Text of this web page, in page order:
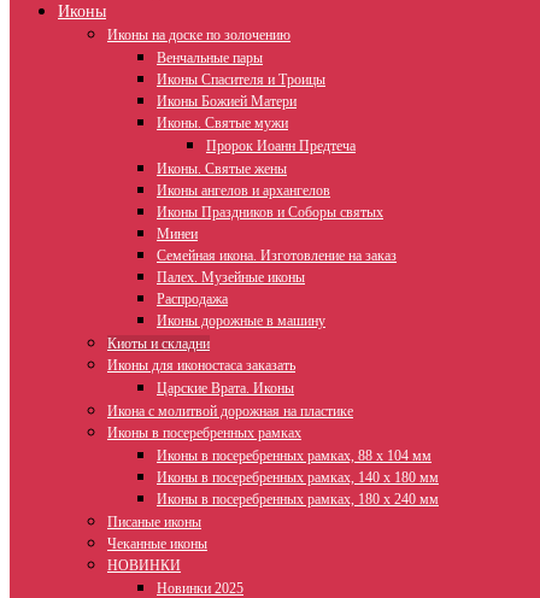
Иконы
Иконы на доске по золочению
Венчальные пары
Иконы Спасителя и Троицы
Иконы Божией Матери
Иконы. Святые мужи
Пророк Иоанн Предтеча
Иконы. Святые жены
Иконы ангелов и архангелов
Иконы Праздников и Соборы святых
Минеи
Семейная икона. Изготовление на заказ
Палех. Музейные иконы
Распродажа
Иконы дорожные в машину
Киоты и складни
Иконы для иконостаса заказать
Царские Врата. Иконы
Икона с молитвой дорожная на пластике
Иконы в посеребренных рамках
Иконы в посеребренных рамках, 88 х 104 мм
Иконы в посеребренных рамках, 140 х 180 мм
Иконы в посеребренных рамках, 180 х 240 мм
Писаные иконы
Чеканные иконы
НОВИНКИ
Новинки 2025